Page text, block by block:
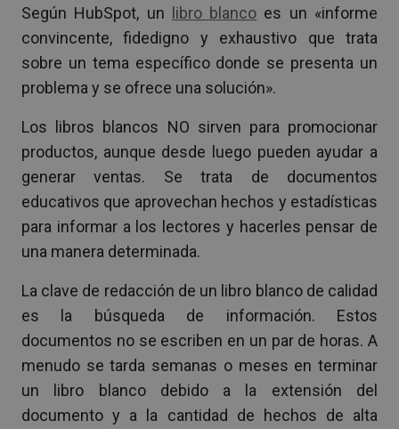
Según HubSpot, un libro blanco es un «informe
convincente, fidedigno y exhaustivo que trata
sobre un tema específico donde se presenta un
problema y se ofrece una solución».
Los libros blancos NO sirven para promocionar
productos, aunque desde luego pueden ayudar a
generar ventas. Se trata de documentos
educativos que aprovechan hechos y estadísticas
para informar a los lectores y hacerles pensar de
una manera determinada.
La clave de redacción de un libro blanco de calidad
es la búsqueda de información. Estos
documentos no se escriben en un par de horas. A
menudo se tarda semanas o meses en terminar
un libro blanco debido a la extensión del
documento y a la cantidad de hechos de alta